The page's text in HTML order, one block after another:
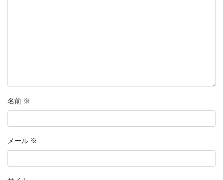
名前 ※
メール ※